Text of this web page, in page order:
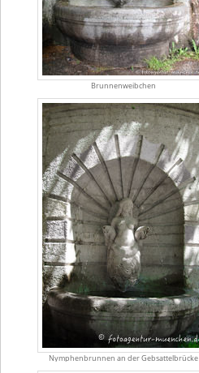
Brunnenweibchen
Nymphenbrunnen an der Gebsattelbrücke